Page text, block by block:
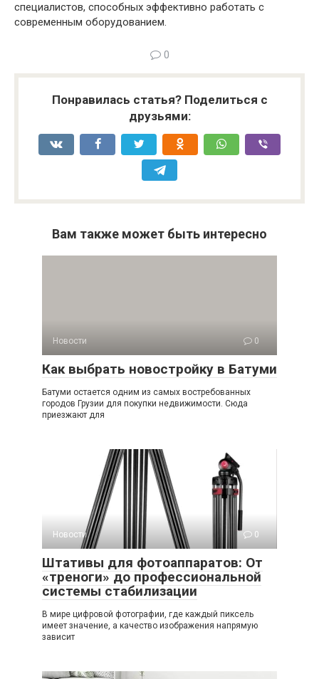
специалистов, способных эффективно работать с
современным оборудованием.
0
Понравилась статья? Поделиться с
друзьями:
Вам также может быть интересно
Новости 0
Как выбрать новостройку в Батуми
Батуми остается одним из самых востребованных
городов Грузии для покупки недвижимости. Сюда
приезжают для
Новости 0
Штативы для фотоаппаратов: От
«треноги» до профессиональной
системы стабилизации
В мире цифровой фотографии, где каждый пиксель
имеет значение, а качество изображения напрямую
зависит